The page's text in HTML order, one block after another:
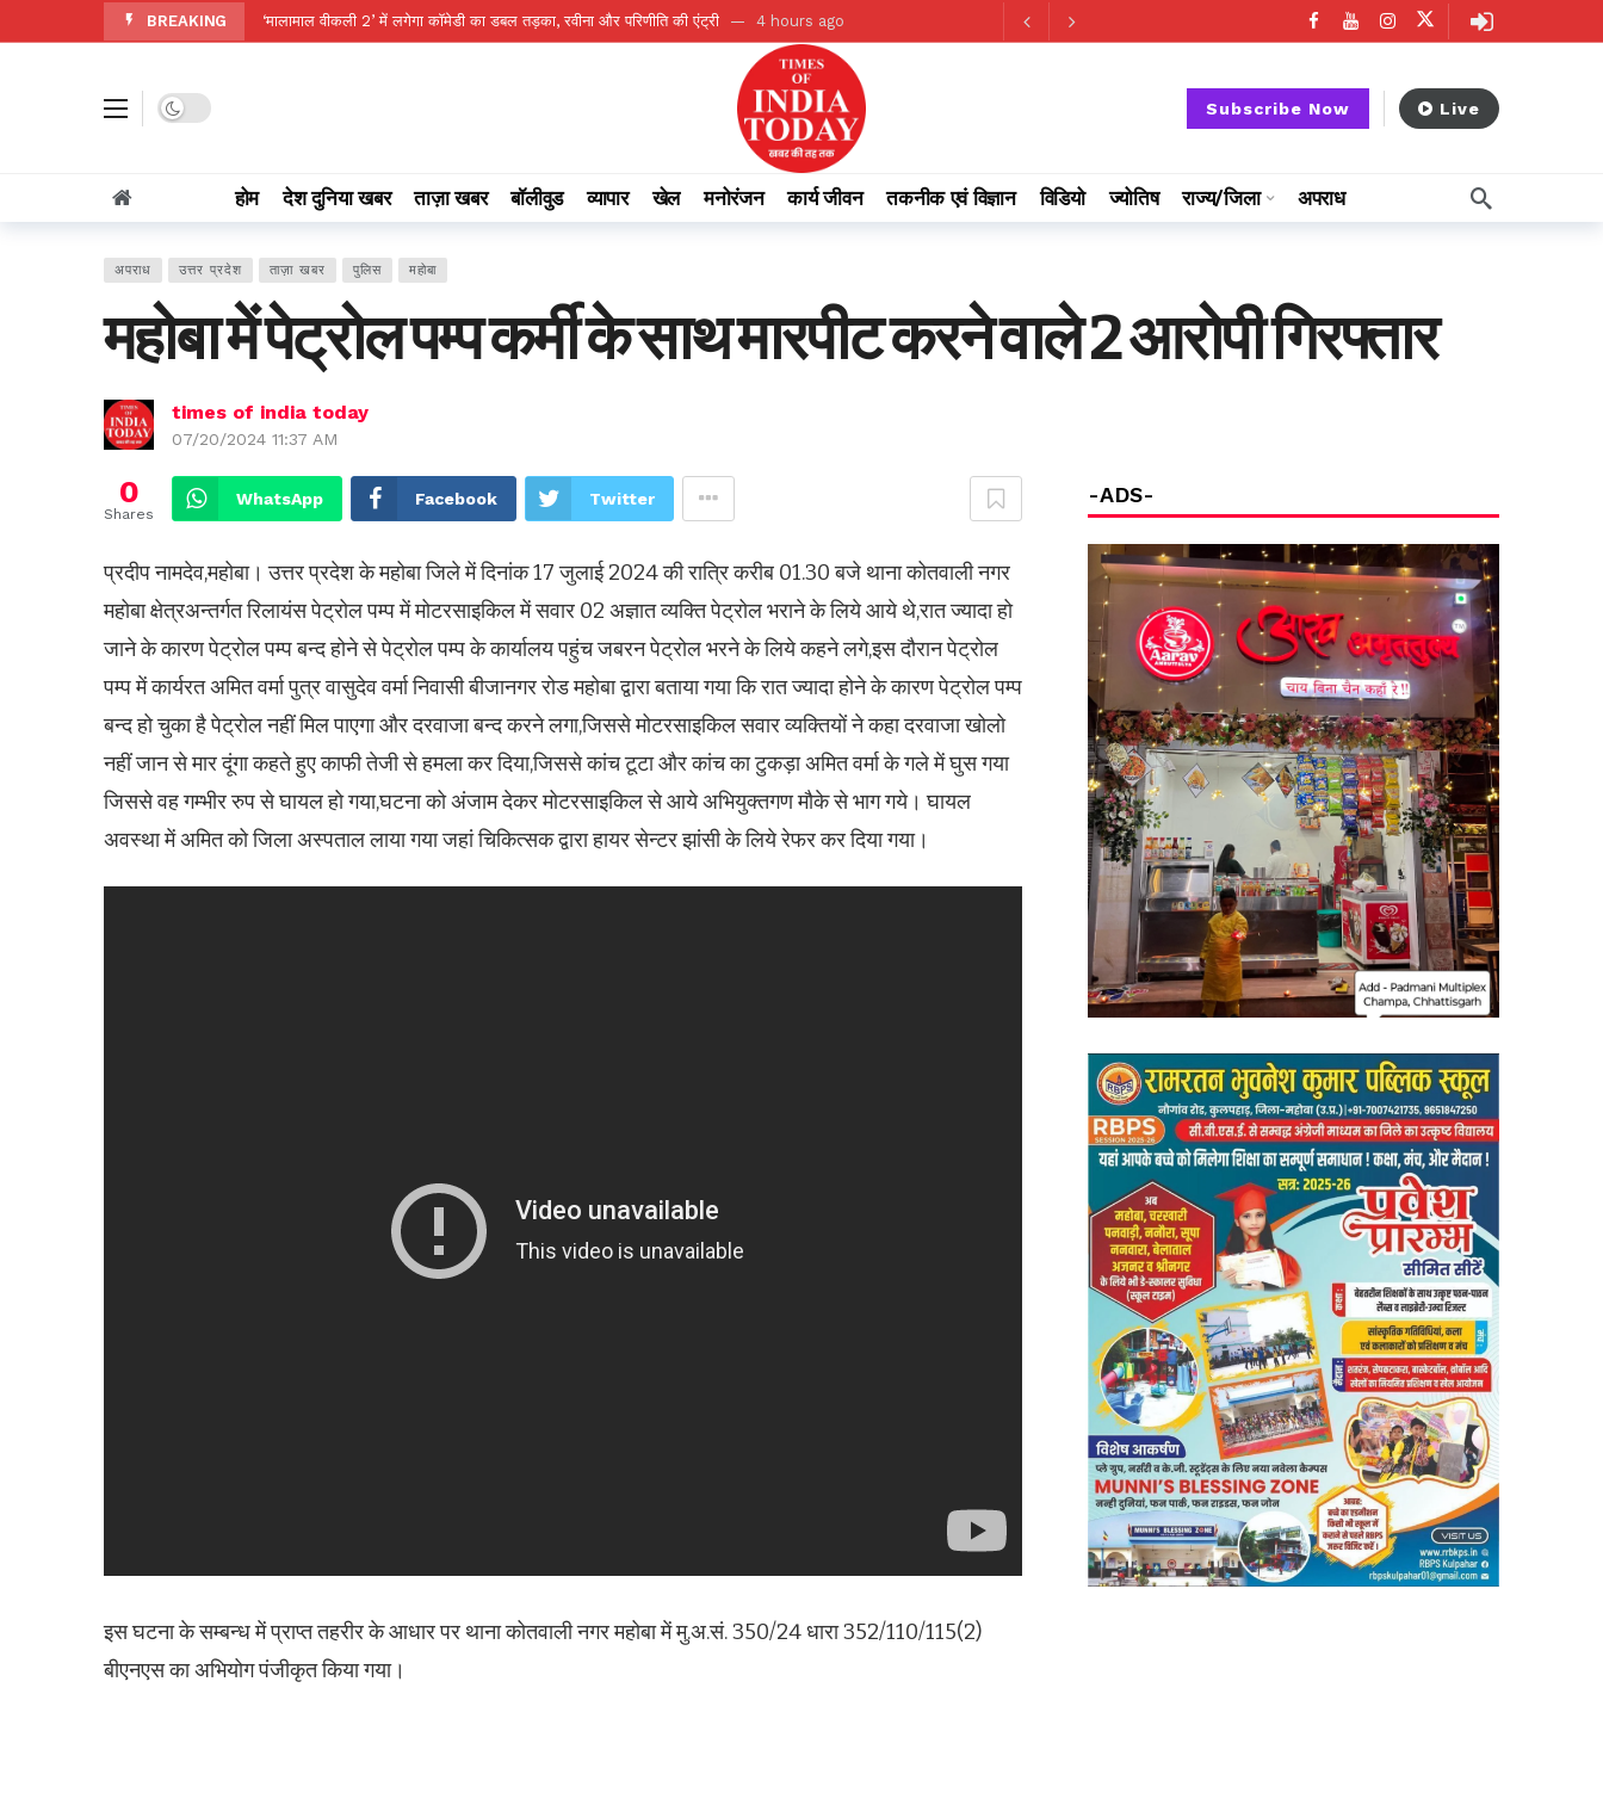
BREAKING सुबह की इस ड्रिंक को बनाएं रूटीन, सौंफ का पानी देगा सेहत से जुड़े 6 फायदे 5 hours ago
Victoria Memorial से लालबाजार तक साइकिल रैली, सड़क सुरक्षा को लेकर लोगों को किया जागरूक
5 hours ago
क्या FSSAI के एक्शन पर फिरा पानी? डाबर के पक्ष में आया दिल्ली हाईकोर्ट का बड़ा फैसला, जानिए पूरा मामला
5 hours ago
बाढ़ नियंत्रण की तैयारियों को लेकर राष्ट्रीय आपदा प्रबंधन प्राधिकरण द्वारा बाढ़ नियंत्रण को लेकर कान्फ्रेंस 5 hours ago
दफ्तरों में कर्मचारियों की कमी होगी दूर, स्कूलों के लिपिक और भृत्यों की होगी प्रतिनियुक्ति
CII द्वारा 12-13 अगस्त को रायपुर में होगा ग्रीन स्टील एवं माइनिंग समिट 2026 का आयोजन 2 hours ago
Dark mode Subscribe Now Live
होम देश दुनिया खबर ताज़ा खबर बॉलीवुड व्यापार खेल मनोरंजन कार्य जीवन तकनीक एवं विज्ञान विडियो ज्योतिष राज्य/जिला अपराध
अपराध उत्तर प्रदेश ताज़ा खबर पुलिस महोबा
महोबा में पेट्रोल पम्प कर्मी के साथ मारपीट करने वाले 2 आरोपी गिरफ्तार
times of india today
07/20/2024 11:37 AM
0
Shares
WhatsApp Facebook Twitter
प्रदीप नामदेव,महोबा। उत्तर प्रदेश के महोबा जिले में दिनांक 17 जुलाई 2024 की रात्रि करीब 01.30 बजे थाना कोतवाली नगर
महोबा क्षेत्रअन्तर्गत रिलायंस पेट्रोल पम्प में मोटरसाइकिल में सवार 02 अज्ञात व्यक्ति पेट्रोल भराने के लिये आये थे,रात ज्यादा हो
जाने के कारण पेट्रोल पम्प बन्द होने से पेट्रोल पम्प के कार्यालय पहुंच जबरन पेट्रोल भरने के लिये कहने लगे,इस दौरान पेट्रोल
पम्प में कार्यरत अमित वर्मा पुत्र वासुदेव वर्मा निवासी बीजानगर रोड महोबा द्वारा बताया गया कि रात ज्यादा होने के कारण पेट्रोल पम्प
बन्द हो चुका है पेट्रोल नहीं मिल पाएगा और दरवाजा बन्द करने लगा,जिससे मोटरसाइकिल सवार व्यक्तियों ने कहा दरवाजा खोलो
नहीं जान से मार दूंगा कहते हुए काफी तेजी से हमला कर दिया,जिससे कांच टूटा और कांच का टुकड़ा अमित वर्मा के गले में घुस गया
जिससे वह गम्भीर रुप से घायल हो गया,घटना को अंजाम देकर मोटरसाइकिल से आये अभियुक्तगण मौके से भाग गये। घायल
अवस्था में अमित को जिला अस्पताल लाया गया जहां चिकित्सक द्वारा हायर सेन्टर झांसी के लिये रेफर कर दिया गया।
इस घटना के सम्बन्ध में प्राप्त तहरीर के आधार पर थाना कोतवाली नगर महोबा में मु.अ.सं. 350/24 धारा 352/110/115(2)
बीएनएस का अभियोग पंजीकृत किया गया।
-ADS-